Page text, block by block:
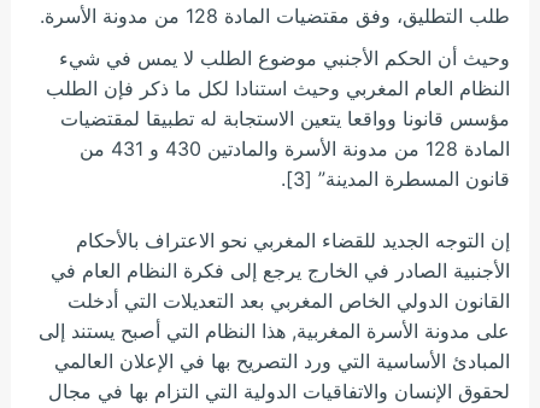
طلب التطليق، وفق مقتضيات المادة 128 من مدونة الأسرة.
وحيث أن الحكم الأجنبي موضوع الطلب لا يمس في شيء
النظام العام المغربي وحيث استنادا لكل ما ذكر فإن الطلب
مؤسس قانونا وواقعا يتعين الاستجابة له تطبيقا لمقتضيات
المادة 128 من مدونة الأسرة والمادتين 430 و 431 من
قانون المسطرة المدينة” [3].
إن التوجه الجديد للقضاء المغربي نحو الاعتراف بالأحكام
الأجنبية الصادر في الخارج يرجع إلى فكرة النظام العام في
القانون الدولي الخاص المغربي بعد التعديلات التي أدخلت
على مدونة الأسرة المغربية, هذا النظام التي أصبح يستند إلى
المبادئ الأساسية التي ورد التصريح بها في الإعلان العالمي
لحقوق الإنسان والاتفاقيات الدولية التي التزام بها في مجال